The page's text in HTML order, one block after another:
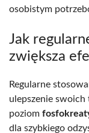
osobistym
Jak
zwiększa
Regularne
ulepszenie swoich
poziom
dla szybkiego